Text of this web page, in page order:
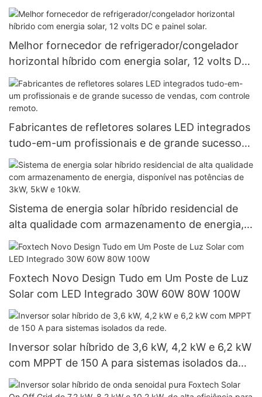
Growatt SPF 3500-5000ES: Melhor Preço
Melhor fornecedor de refrigerador/congelador
horizontal híbrido com energia solar, 12 volts DC
e painel solar.
Fabricantes de refletores solares LED integrados
tudo-em-um profissionais e de grande sucesso
de vendas, com controle remoto.
Sistema de energia solar híbrido residencial de
alta qualidade com armazenamento de energia,
disponível nas potências de 3kW, 5kW e 10kW.
Foxtech Novo Design Tudo em Um Poste de Luz
Solar com LED Integrado 30W 60W 80W 100W
Inversor solar híbrido de 3,6 kW, 4,2 kW e 6,2 kW
com MPPT de 150 A para sistemas isolados da
rede.